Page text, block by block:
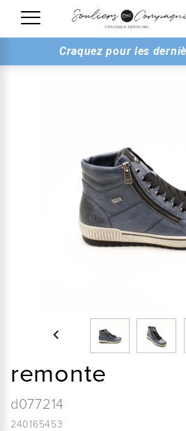
Craquez pour les

remonte
d077214
240165453